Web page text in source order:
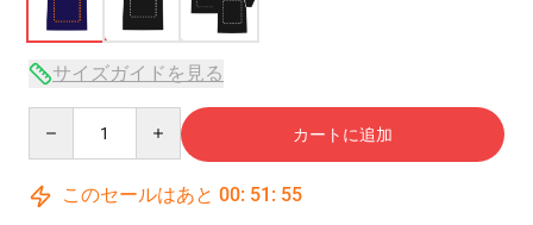
サイズガイドを見る
カートに追加
このセールはあと 00: 51 : 54